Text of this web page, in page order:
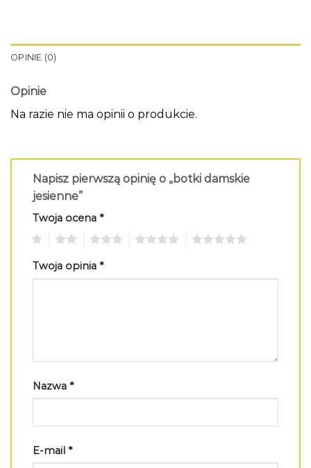
OPINIE (0)
Opinie
Na razie nie ma opinii o produkcie.
Napisz pierwszą opinię o „botki damskie
jesienne”
Twoja ocena *
Twoja opinia *
Nazwa *
E-mail *